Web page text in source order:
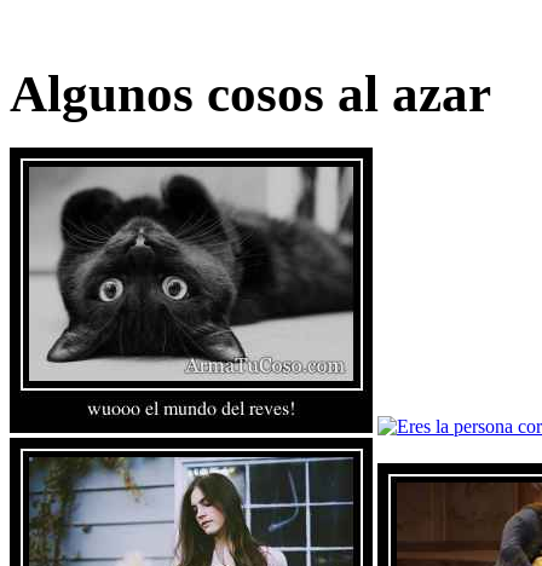
Algunos cosos al azar